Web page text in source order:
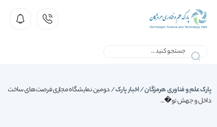
پارک علم و فناوری هرمزگان/اخبار پارک/دومین نمایشگاه مجازی فرصت‌های ساخت
داخل و جهش تو�...